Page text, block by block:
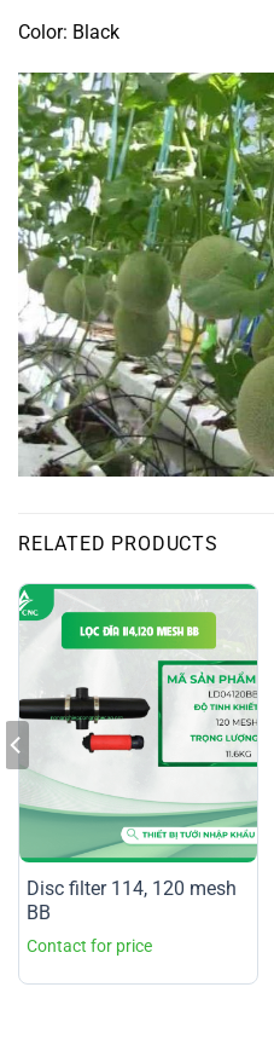
Color: Black
RELATED PRODUCTS
Disc filter 114, 120 mesh
BB